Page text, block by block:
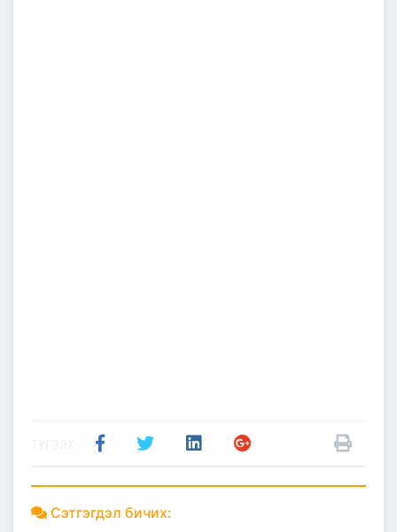
Сэтгэгдэл бичих: